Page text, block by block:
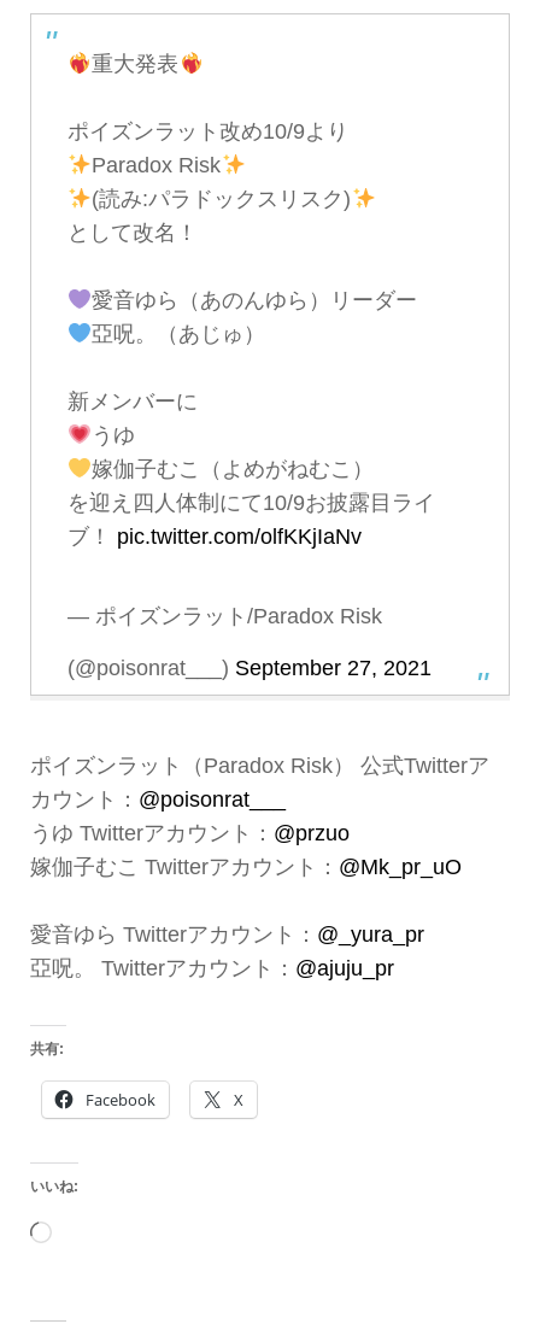
重大発表
ポイズンラット改め10/9より
Paradox Risk
(読み:パラドックスリスク)
として改名！
愛音ゆら（あのんゆら）リーダー
亞呪。（あじゅ）
新メンバーに
うゆ
嫁伽子むこ（よめがねむこ）
を迎え四人体制にて10/9お披露目ライ
ブ！ pic.twitter.com/olfKKjIaNv
— ポイズンラット/Paradox Risk
(@poisonrat___) September 27, 2021
ポイズンラット（Paradox Risk） 公式Twitterア
カウント： @poisonrat___
うゆ Twitterアカウント： @przuo
嫁伽子むこ Twitterアカウント： @Mk_pr_uO
愛音ゆら Twitterアカウント： @_yura_pr
亞呪。 Twitterアカウント： @ajuju_pr
共有:
Facebook X
いいね:
読